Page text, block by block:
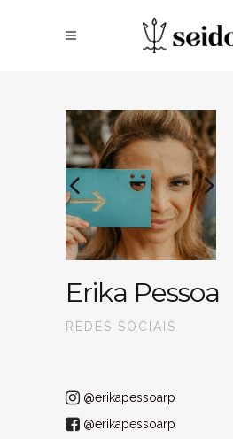
Erika Pessoa
REDES SOCIAIS
@erikapessoarp
@erikapessoarp